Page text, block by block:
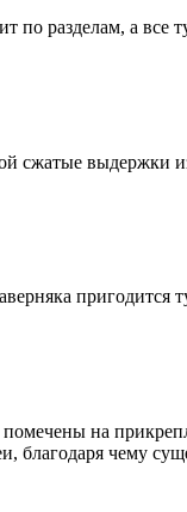
по разделам, а все
сжатые выдержки
пригодится
на
благодаря чему